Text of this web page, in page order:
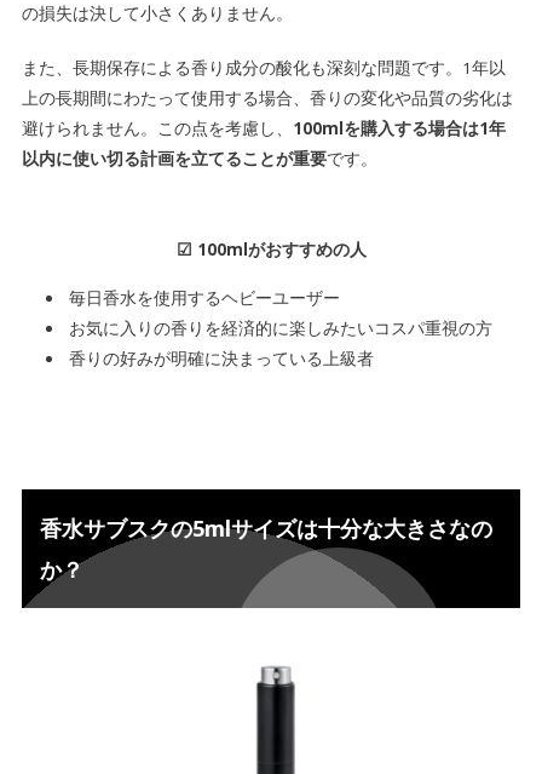
の損失は決して小さくありません。
また、長期保存による香り成分の酸化も深刻な問題です。1年以
上の長期間にわたって使用する場合、香りの変化や品質の劣化は
避けられません。この点を考慮し、 100mlを購入する場合は1年
以内に使い切る計画を立てることが重要です。
☑ 100mlがおすすめの人
毎日香水を使用するヘビーユーザー
お気に入りの香りを経済的に楽しみたいコスパ重視の方
香りの好みが明確に決まっている上級者
香水サブスクの5mlサイズは十分な大きさなの
か？